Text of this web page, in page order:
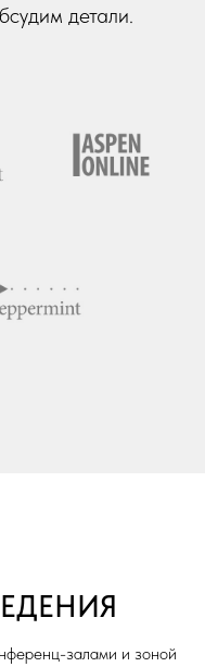
детали.
залами и зоной